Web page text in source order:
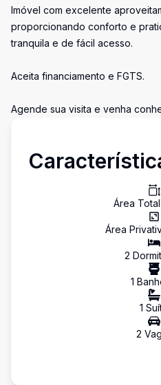
Imóvel com excelente
proporcionando conforto e
tranquila e de fácil acesso.
Aceita financiamento e FGTS.
Agende sua visita e venha
Área Total
Área
2
1
1
2